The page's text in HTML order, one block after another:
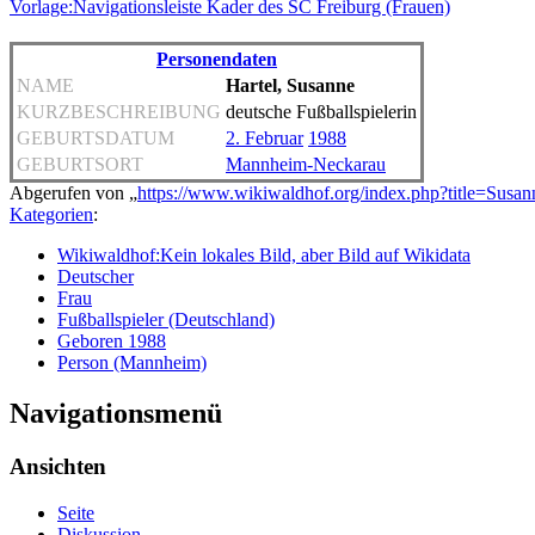
Vorlage:Navigationsleiste Kader des SC Freiburg (Frauen)
Personendaten
NAME
Hartel, Susanne
KURZBESCHREIBUNG deutsche Fußballspielerin
GEBURTSDATUM
2. Februar 1988
GEBURTSORT
Mannheim-Neckarau
Abgerufen von „https://www.wikiwaldhof.org/
Kategorien:
Wikiwaldhof:Kein lokales Bild, aber Bild auf Wikidata
Deutscher
Frau
Fußballspieler (Deutschland)
Geboren 1988
Person (Mannheim)
Navigationsmenü
Ansichten
Seite